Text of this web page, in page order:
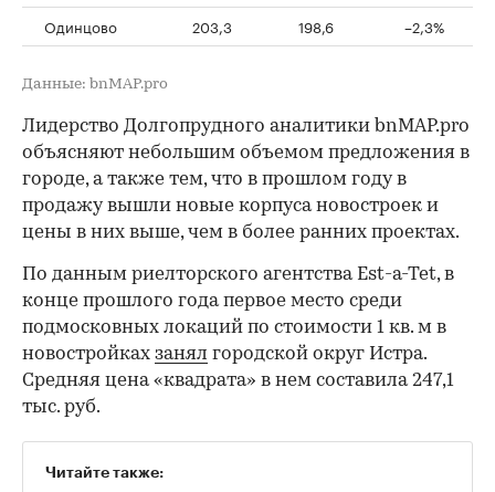
Одинцово
203,3 198,6 –2,3%
Данные: bnMAP.pro
Лидерство Долгопрудного аналитики bnMAP.pro
объясняют небольшим объемом предложения в
городе, а также тем, что в прошлом году в
продажу вышли новые корпуса новостроек и
цены в них выше, чем в более ранних проектах.
По данным риелторского агентства Est-a-Tet, в
конце прошлого года первое место среди
подмосковных локаций по стоимости 1 кв. м в
новостройках занял городской округ Истра.
Средняя цена «квадрата» в нем составила 247,1
тыс. руб.
Читайте также: